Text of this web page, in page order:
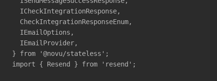
  ICheckIntegrationResponse,
  CheckIntegrationResponseEnum,
  IEmailOptions,
  IEmailProvider,
} from '@novu/stateless';
import { Resend } from 'resend';